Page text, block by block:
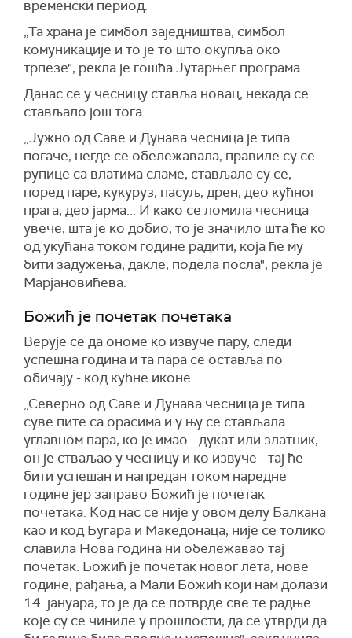
временски период.
„Та храна је симбол заједништва, симбол
комуникације и то је то што окупља око
трпезе", рекла је гошћа Јутарњег програма.
Данас се у чесницу ставља новац, некада се
стављало још тога.
„Јужно од Саве и Дунава чесница је типа
погаче, негде се обележавала, правиле су се
рупице са влатима сламе, стављале су се,
поред паре, кукуруз, пасуљ, дрен, део кућног
прага, део јарма... И како се ломила чесница
увече, шта је ко добио, то је значило шта ће ко
од укућана током године радити, која ће му
бити задужења, дакле, подела посла", рекла је
Марјановићева.
Божић је почетак почетака
Верује се да ономе ко извуче пару, следи
успешна година и та пара се оставља по
обичају - код кућне иконе.
„Северно од Саве и Дунава чесница је типа
суве пите са орасима и у њу се стављала
углавном пара, ко је имао - дукат или златник,
он је стваљао у чесницу и ко извуче - тај ће
бити успешан и напредан током наредне
године јер заправо Божић је почетак
почетака. Код нас се није у овом делу Балкана
као и код Бугара и Македонаца, није се толико
славила Нова година ни обележавао тај
почетак. Божић је почетак новог лета, нове
године, рађања, а Мали Божић који нам долази
14. јануара, то је да се потврде све те радње
које су се чиниле у прошлости, да се утврди да